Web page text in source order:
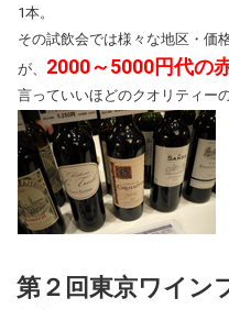
1本。
その試飲会では様々な地区・価
が、 2000～5000円代の
言っていいほどのクオリティー
第２回東京ワイン